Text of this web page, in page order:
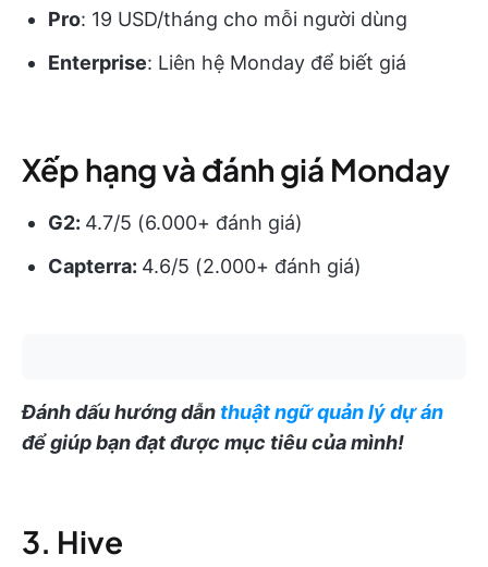
Pro: 19 USD/tháng cho mỗi người dùng
Enterprise: Liên hệ Monday để biết giá
Xếp hạng và đánh giá Monday
G2: 4.7/5 (6.000+ đánh giá)
Capterra: 4.6/5 (2.000+ đánh giá)
Đánh dấu hướng dẫn thuật ngữ quản lý dự án
để giúp bạn đạt được mục tiêu của mình!
3. Hive